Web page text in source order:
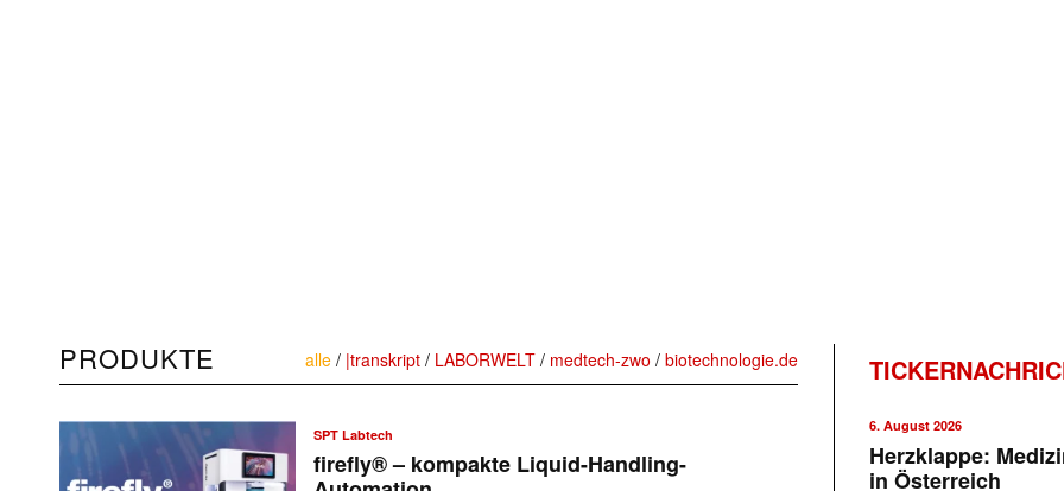
PRODUKTE alle / |transkript / LABORWELT / medtech-zwo /biotechnologie.de
SPT Labtech
firefly® – kompakte Liquid-Handling-
6. August 2026
Herzklappe:
in Österreich